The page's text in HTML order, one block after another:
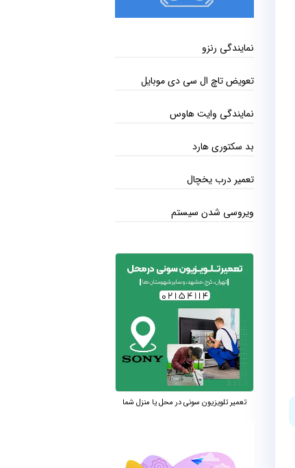
نمایندگی رنزو
تعویض تاچ ال سی دی موبایل
نمایندگی وایت هاوس
بد سکتوری هارد
تعمیر درب یخچال
ویروسی شدن سیستم
تعمیر تلویزیون سونی در محل یا منزل شما